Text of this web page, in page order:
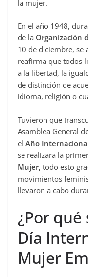
la mujer.
En el año 1948,
de la Organización
10 de diciembre, se
reafirma que todos
a la libertad, la
de distinción de
idioma, religión o
Tuvieron que
Asamblea General
el Año
se realizara la
Mujer, todo esto
movimientos
llevaron a cabo
¿Por qué
Día
Mujer